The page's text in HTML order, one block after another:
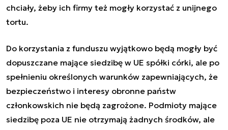
chciały, żeby ich firmy też mogły korzystać z unijnego
tortu.
Do korzystania z funduszu wyjątkowo będą mogły być
dopuszczane mające siedzibę w UE spółki córki, ale po
spełnieniu określonych warunków zapewniających, że
bezpieczeństwo i interesy obronne państw
członkowskich nie będą zagrożone. Podmioty mające
siedzibę poza UE nie otrzymają żadnych środków, ale